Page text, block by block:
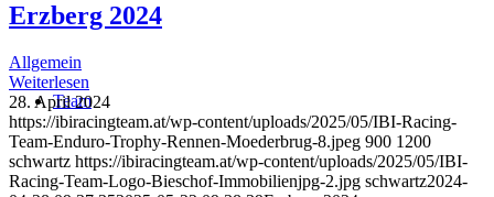
Team
Erzberg 2024
Allgemein
Weiterlesen
28. April 2024
https://ibiracingteam.at/wp-content/uploads/2025/05/IBI-Racing-
Team-Enduro-Trophy-Rennen-Moederbrug-8.jpeg 900 1200
schwartz https://ibiracingteam.at/wp-content/uploads/2025/05/IBI-
Racing-Team-Logo-Bieschof-Immobilienjpg-2.jpg schwartz2024-